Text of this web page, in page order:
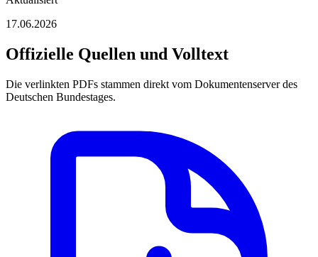
17.06.2026
Offizielle Quellen und Volltext
Die verlinkten PDFs stammen direkt vom Dokumentenserver des
Deutschen Bundestages.